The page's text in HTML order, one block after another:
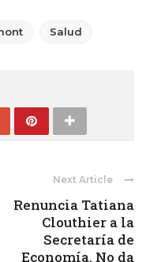
Salud
Next Article
Renuncia Tatiana
Clouthier a la
Secretaría de
Economía. No da